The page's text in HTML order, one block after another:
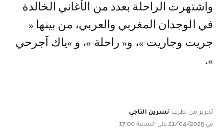
واشتهرت الراحلة بعدد من الأغاني الخالدة
في الوجدان المغربي والعربي، من بينها «
جريت وجاريت »، و« راحلة »، و »ياك آجرحي
».
تحرير من طرف نسرين الناجي
في 21/04/2025 على الساعة 17:00